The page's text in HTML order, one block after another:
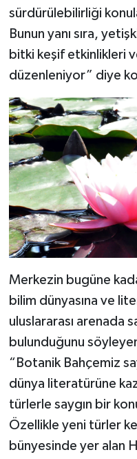
sürdürülebilirliği
Bunun yanı sıra,
bitki keşif etkinlikleri
düzenleniyor” diye
Merkezin bugüne
bilim dünyasına ve
uluslararası arenada
bulunduğunu
“Botanik Bahçemiz
dünya literatürüne
türlerle saygın bir
Özellikle yeni türler
bünyesinde yer alan